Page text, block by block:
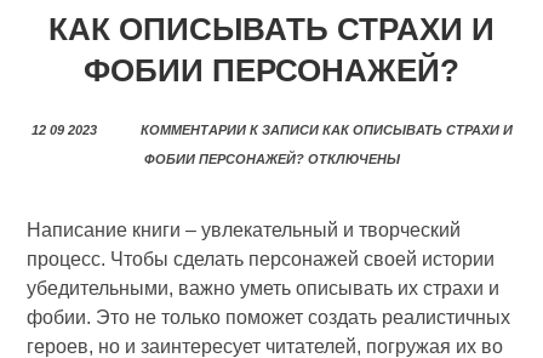
КАК ОПИСЫВАТЬ СТРАХИ И
ФОБИИ ПЕРСОНАЖЕЙ?
12 09 2023 КОММЕНТАРИИК ЗАПИСИ КАК ОПИСЫВАТЬ СТРАХИ И
ФОБИИ ПЕРСОНАЖЕЙ?ОТКЛЮЧЕНЫ
Написание книги – увлекательный и творческий
процесс. Чтобы сделать персонажей своей истории
убедительными, важно уметь описывать их страхи и
фобии. Это не только поможет создать реалистичных
героев, но и заинтересует читателей, погружая их во